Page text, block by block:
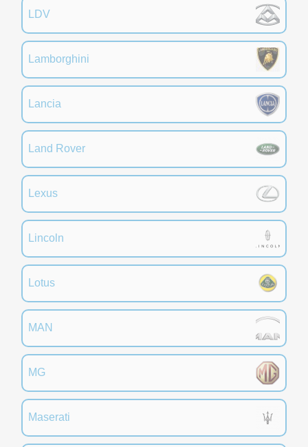
LDV
Lamborghini
Lancia
Land Rover
Lexus
Lincoln
Lotus
MAN
MG
Maserati